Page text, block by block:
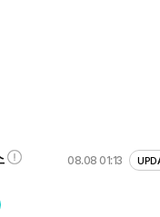
08.08 01:13